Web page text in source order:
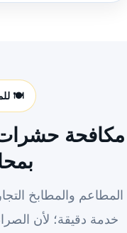
🍽️
مكافحة
المطاعم والمطابخ
خدمة دقيقة؛ لأن